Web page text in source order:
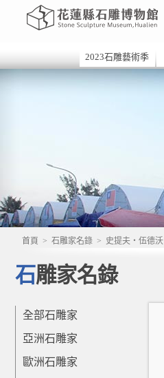
2023石雕藝術季
首頁 > 石雕家名錄 > 史提夫‧伍德沃
石雕家名錄
全部石雕家
亞洲石雕家
歐洲石雕家